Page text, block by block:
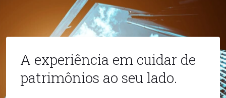
A experiência em cuidar de
patrimônios ao seu lado.